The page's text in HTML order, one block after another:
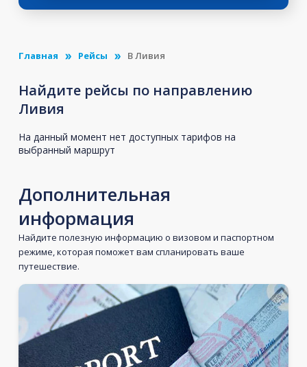
Главная Рейсы В Ливия
Найдите рейсы по направлению
Ливия
На данный момент нет доступных тарифов на
выбранный маршрут
Дополнительная
информация
Найдите полезную информацию о визовом и паспортном
режиме, которая поможет вам спланировать ваше
путешествие.